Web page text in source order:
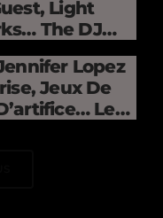
Light
The DJ
Lopez
Jeux De
Le